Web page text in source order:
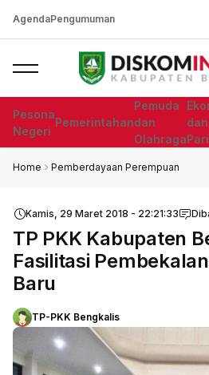
AgendaPengumuman
Pesona
Negeri
Pemerintahan
Pemuda
dan
Olahraga
dan
Home Pemberdayaan Perempuan
Kamis, 29 Maret 2018 - 22:21:33
TP PKK Kabupaten
Fasilitasi
Baru
TP-PKK Bengkalis